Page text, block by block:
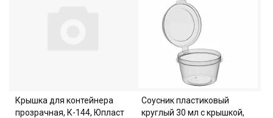
Крышка для контейнера
прозрачная, К-144, Юпласт
Соусник пластиковый
круглый 30 мл с крышкой,